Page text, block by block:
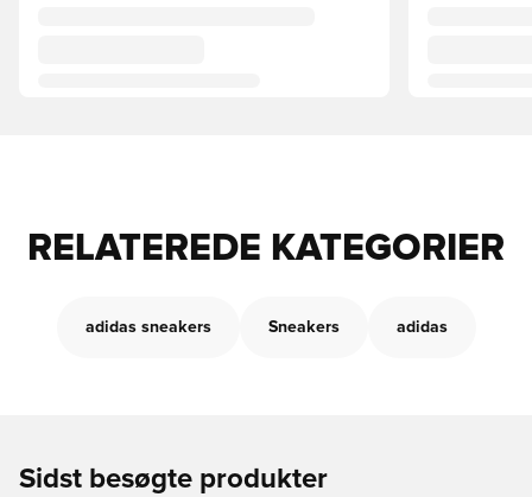
RELATEREDE KATEGORIER
adidas sneakers Sneakers adidas
Sidst besøgte produkter